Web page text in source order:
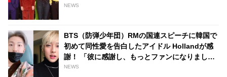
NEWS
BTS（防弾少年団）RMの国連スピーチに韓国で
初めて同性愛を告白したアイドル Hollandが感
謝！ 「彼に感謝し、もっとファンになりまし
た」
NEWS